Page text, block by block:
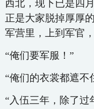
西北，现下已是四
正是大家脱掉厚厚
军营里，上到军官
“俺们要军服！”
“俺们的衣裳都遮不
“入伍三年，除了